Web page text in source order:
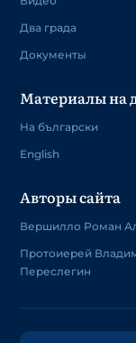
Два града
Документы
Материалы на
На български
English
Авторы сайта
Вершилло Роман
Протоиерей
Переслегин